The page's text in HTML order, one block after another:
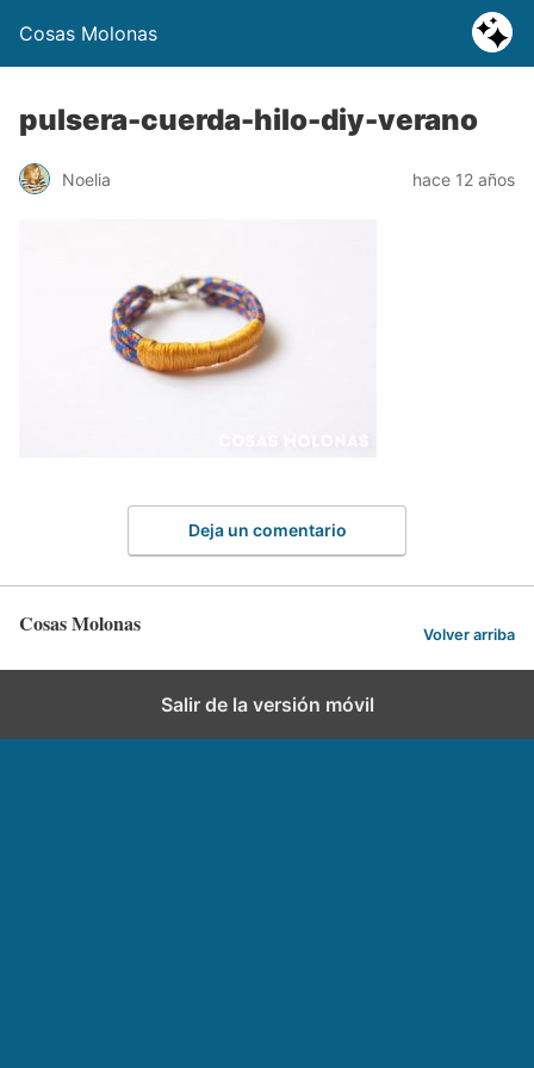
Cosas Molonas
pulsera-cuerda-hilo-diy-verano
Noelia hace 12 años
Deja un comentario
Cosas Molonas Volver arriba
Salir de la versión móvil